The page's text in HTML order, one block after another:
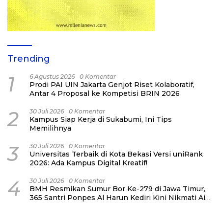
Trending
1 6 Agustus 2026 0 Komentar
Prodi PAI UIN Jakarta Genjot Riset Kolaboratif,
Antar 4 Proposal ke Kompetisi BRIN 2026
2 30 Juli 2026 0 Komentar
Kampus Siap Kerja di Sukabumi, Ini Tips
Memilihnya
3 30 Juli 2026 0 Komentar
Universitas Terbaik di Kota Bekasi Versi uniRank
2026: Ada Kampus Digital Kreatif!
4 30 Juli 2026 0 Komentar
BMH Resmikan Sumur Bor Ke-279 di Jawa Timur,
365 Santri Ponpes Al Harun Kediri Kini Nikmati Air